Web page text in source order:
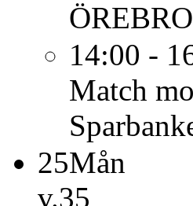
ÖREBRO
14:00 -
Match
25Mån
v.35